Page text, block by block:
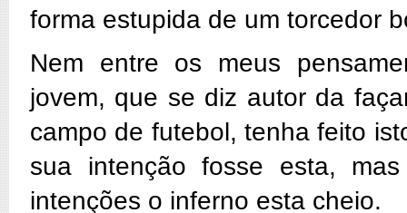
forma estupida de um torcedor
Nem entre os meus
jovem, que se diz autor da
campo de futebol, tenha feito
sua intenção fosse esta,
intenções o inferno esta cheio.